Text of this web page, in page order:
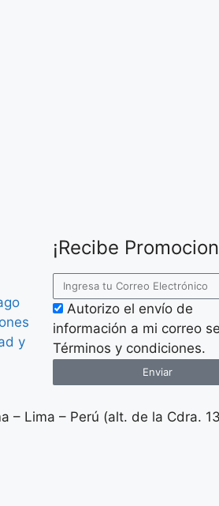
y
¡Recibe
Autorizo el envío de
información a mi correo
Términos y condiciones.
Enviar
– Lima – Perú (alt. de la Cdra.